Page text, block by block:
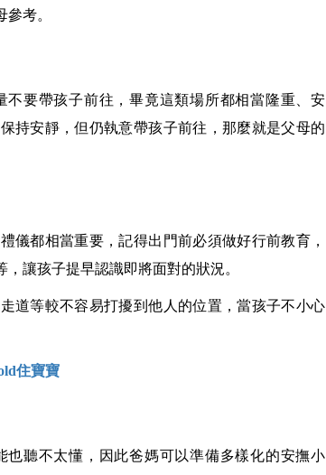
考。
要帶孩子前往，畢竟這類場所都相當隆重、安
持安靜，但仍執意帶孩子前往，那麼就是父母的
儀都相當重要，記得出門前必須做好行前教育，
讓孩子提早認識即將面對的狀況。
道等較不容易打擾到他人的位置，當孩子不小心
住寶寶
聽不太懂，因此爸媽可以準備多樣化的安撫小